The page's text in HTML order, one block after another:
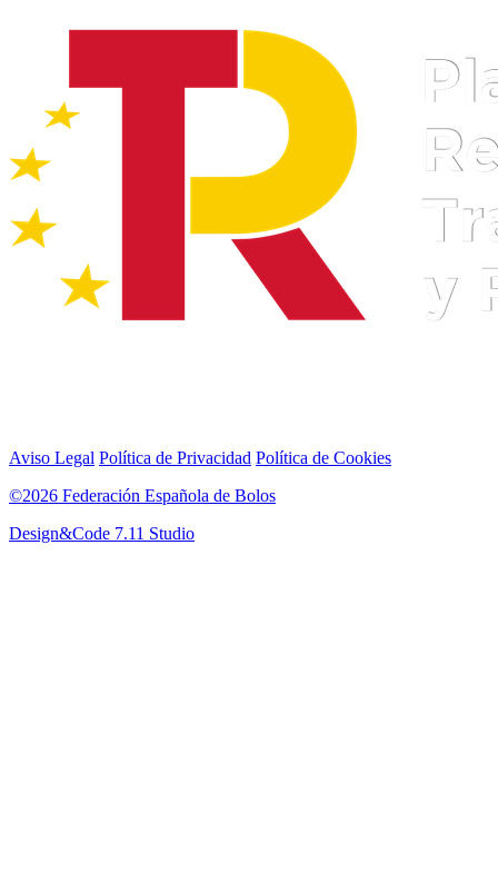
Aviso Legal Política de Privacidad Política de Cookies
©2026 Federación Española de Bolos
Design&Code 7.11 Studio